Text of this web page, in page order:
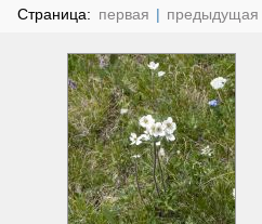
Страница: первая | предыдущая